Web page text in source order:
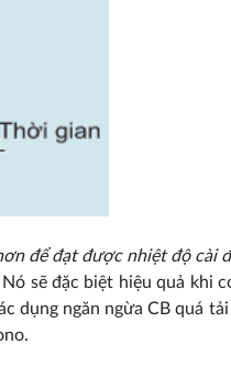
để đạt được nhiệt độ cài
sẽ đặc biệt hiệu quả khi
dụng ngăn ngừa CB quá